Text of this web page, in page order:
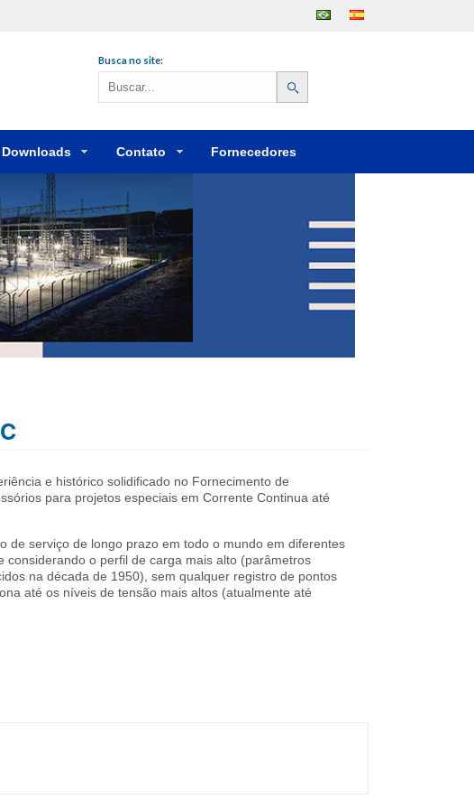
Português
Busca no site:
Downloads Contato Fornecedores
e histórico solidificado no Fornecimento de
para projetos especiais em Corrente Continua até
de serviço de longo prazo em todo o mundo em diferentes
considerando o perfil de carga mais alto (parâmetros
na década de 1950), sem qualquer registro de pontos
até os níveis de tensão mais altos (atualmente até